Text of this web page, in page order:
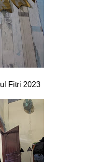
Fitri 2023